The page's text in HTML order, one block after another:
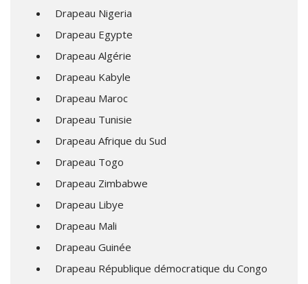
Drapeau Nigeria
Drapeau Egypte
Drapeau Algérie
Drapeau Kabyle
Drapeau Maroc
Drapeau Tunisie
Drapeau Afrique du Sud
Drapeau Togo
Drapeau Zimbabwe
Drapeau Libye
Drapeau Mali
Drapeau Guinée
Drapeau République démocratique du Congo